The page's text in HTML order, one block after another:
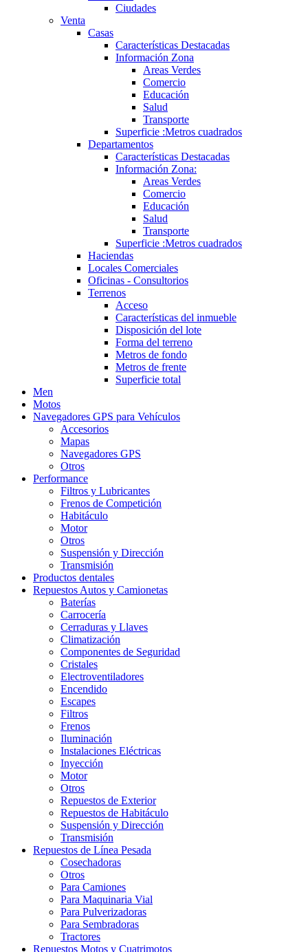
Ciudades
Venta
Casas
Características Destacadas
Información Zona
Areas Verdes
Comercio
Educación
Salud
Transporte
Superficie :Metros cuadrados
Departamentos
Características Destacadas
Información Zona:
Areas Verdes
Comercio
Educación
Salud
Transporte
Superficie :Metros cuadrados
Haciendas
Locales Comerciales
Oficinas - Consultorios
Terrenos
Acceso
Características del inmueble
Disposición del lote
Forma del terreno
Metros de fondo
Metros de frente
Superficie total
Men
Motos
Navegadores GPS para Vehículos
Accesorios
Mapas
Navegadores GPS
Otros
Performance
Filtros y Lubricantes
Frenos de Competición
Habitáculo
Motor
Otros
Suspensión y Dirección
Transmisión
Productos dentales
Repuestos Autos y Camionetas
Baterías
Carrocería
Cerraduras y Llaves
Climatización
Componentes de Seguridad
Cristales
Electroventiladores
Encendido
Escapes
Filtros
Frenos
Iluminación
Instalaciones Eléctricas
Inyección
Motor
Otros
Repuestos de Exterior
Repuestos de Habitáculo
Suspensión y Dirección
Transmisión
Repuestos de Línea Pesada
Cosechadoras
Otros
Para Camiones
Para Maquinaria Vial
Para Pulverizadoras
Para Sembradoras
Tractores
Repuestos Motos y Cuatrimotos